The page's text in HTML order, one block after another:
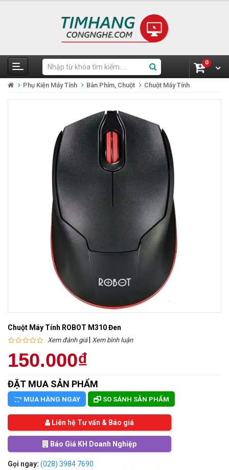
0
Phụ Kiện Máy Tính Bàn Phím, Chuột Chuột Máy Tính
Chuột Máy Tính ROBOT M310 Đen
Xem đánh giá| Xem bình luận
150.000₫
ĐẶT MUA SẢN PHẨM
MUA HÀNG NGAY SO SÁNH SẢN PHẨM
Liên hệ Tư vấn & Báo giá
Báo Giá KH Doanh Nghiệp
Gọi ngay: (028) 3984 7690